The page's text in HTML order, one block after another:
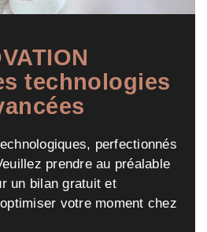
technologies
perfectionnés
prendre au préalable
un bilan gratuit et
votre moment chez